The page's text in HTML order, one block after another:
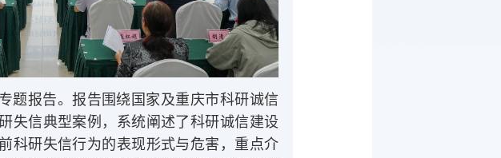
题报告。报告围绕国家及重庆市科研诚信
失信典型案例，系统阐述了科研诚信建设
科研失信行为的表现形式与危害，重点介